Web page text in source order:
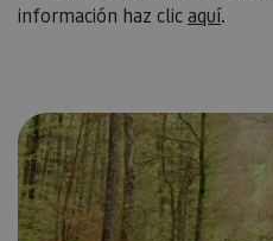
información haz clicaquí.